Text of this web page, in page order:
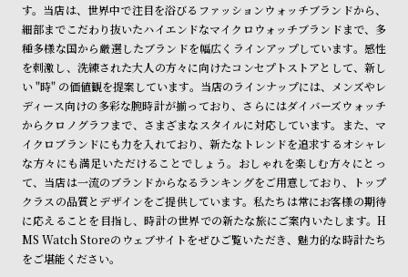
す。当店は、世界中で注目を浴びるファッションウォッチブランドから、
細部までこだわり抜いたハイエンドなマイクロウォッチブランドまで、多
種多様な国から厳選したブランドを幅広くラインアップしています。感性
を刺激し、洗練された大人の方々に向けたコンセプトストアとして、新し
い "時" の価値観を提案しています。当店のラインナップには、メンズやレ
ディース向けの多彩な腕時計が揃っており、さらにはダイバーズウォッチ
からクロノグラフまで、さまざまなスタイルに対応しています。また、マ
イクロブランドにも力を入れており、新たなトレンドを追求するオシャレ
な方々にも満足いただけることでしょう。おしゃれを楽しむ方々にとっ
て、当店は一流のブランドからなるランキングをご用意しており、トップ
クラスの品質とデザインをご提供しています。私たちは常にお客様の期待
に応えることを目指し、時計の世界での新たな旅にご案内いたします。H
MS Watch Storeのウェブサイトをぜひご覧いただき、魅力的な時計たち
をご堪能ください。